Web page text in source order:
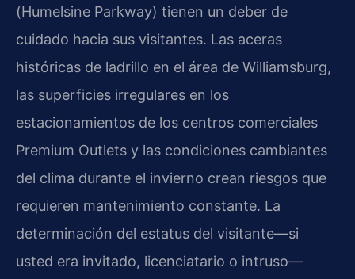
(Humelsine Parkway) tienen un deber de
cuidado hacia sus visitantes. Las aceras
históricas de ladrillo en el área de Williamsburg,
las superficies irregulares en los
estacionamientos de los centros comerciales
Premium Outlets y las condiciones cambiantes
del clima durante el invierno crean riesgos que
requieren mantenimiento constante. La
determinación del estatus del visitante—si
usted era invitado, licenciatario o intruso—